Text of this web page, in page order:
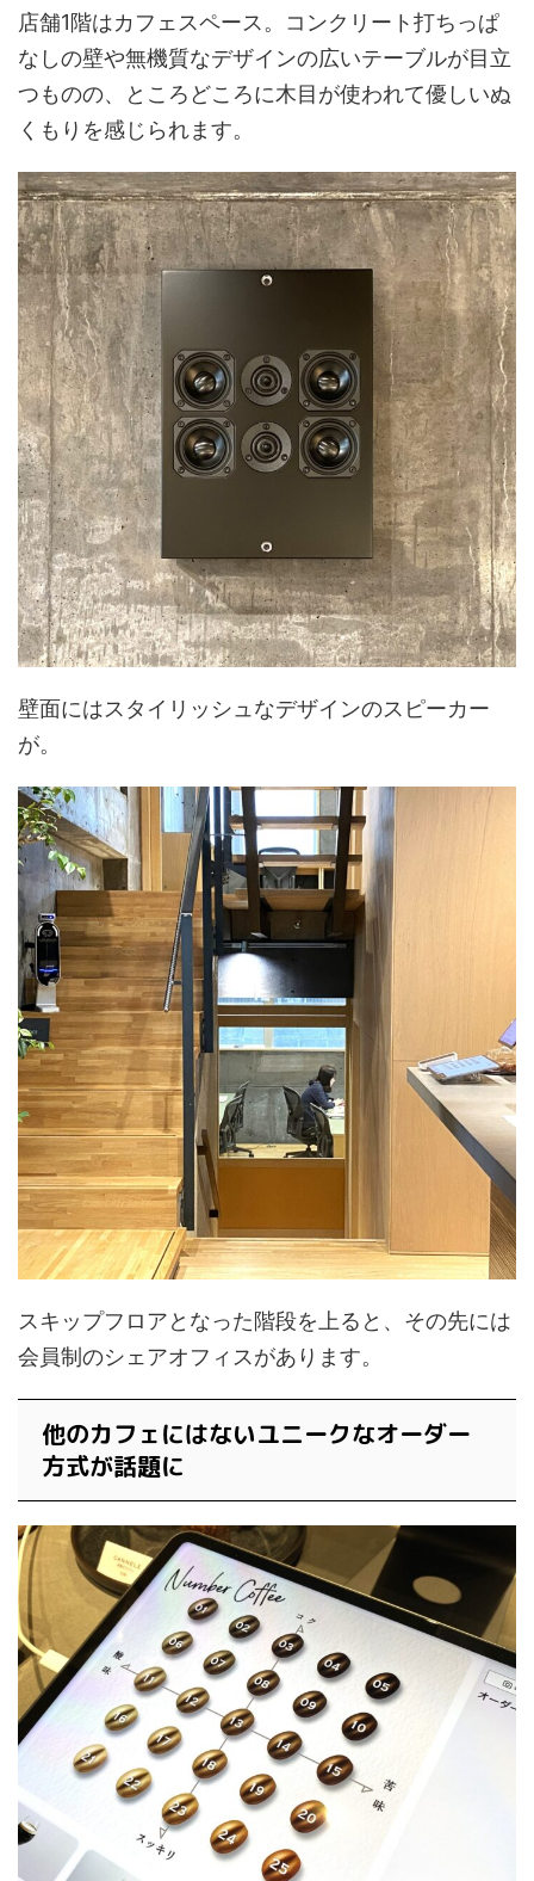
店舗1階はカフェスペース。コンクリート打ちっぱ
なしの壁や無機質なデザインの広いテーブルが目立
つものの、ところどころに木目が使われて優しいぬ
くもりを感じられます。
壁面にはスタイリッシュなデザインのスピーカー
が。
スキップフロアとなった階段を上ると、その先には
会員制のシェアオフィスがあります。
他のカフェにはないユニークなオーダー
方式が話題に